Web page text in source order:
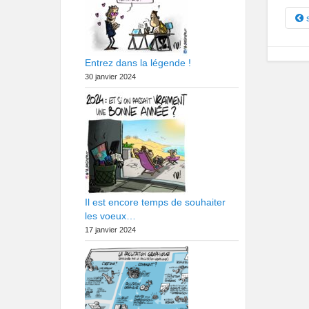
Entrez dans la légende !
30 janvier 2024
Il est encore temps de souhaiter
les voeux…
17 janvier 2024